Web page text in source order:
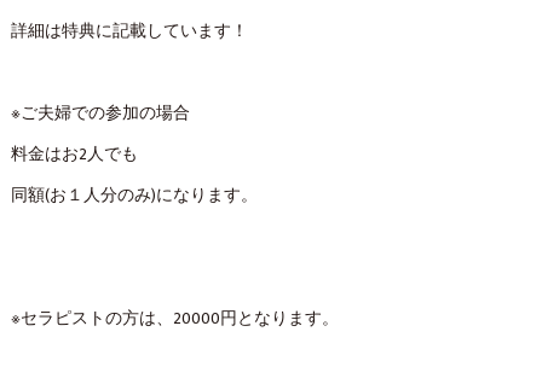
詳細は特典に記載しています！
※ご夫婦での参加の場合
料金はお2人でも
同額(お１人分のみ)になります。
※セラピストの方は、20000円となります。